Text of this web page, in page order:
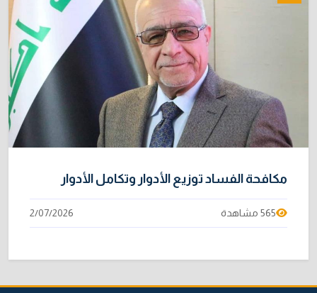
مكافحة الفساد توزيع الأدوار وتكامل الأدوار
565 مشاهدة 2/07/2026